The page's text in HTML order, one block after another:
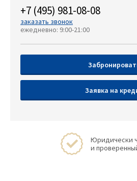
+7 (495) 981-08-08
заказать звонок
ежедневно: 9:00-21:00
Заявка на
Юридически
и